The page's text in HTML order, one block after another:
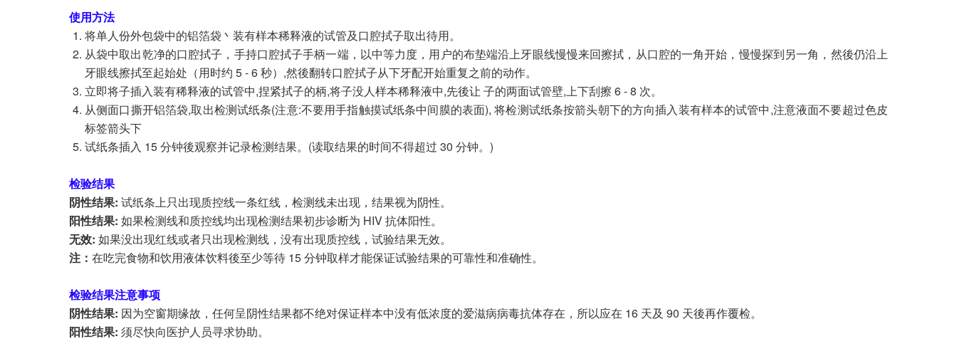
使用方法
将单人份外包袋中的铝箔袋丶装有样本稀释液的试管及口腔拭子取出待用。
从袋中取出乾净的口腔拭子，手持口腔拭子手柄一端，以中等力度，用户的布垫端沿上牙眼线慢慢来回擦拭，从口腔的一角开始，慢慢探到另一角，然後仍沿上
牙眼线擦拭至起始处（用时约 5 - 6 秒）,然後翻转口腔拭子从下牙配开始重复之前的动作。
立即将子插入装有稀释液的试管中,捏紧拭子的柄,将子没人样本稀释液中,先後让 子的两面试管壁,上下刮擦 6 - 8 次。
从侧面口撕开铝箔袋,取出检测试纸条(注意:不要用手指触摸试纸条中间膜的表面), 将检测试纸条按箭头朝下的方向插入装有样本的试管中,注意液面不要超过色皮
标签箭头下
试纸条插入 15 分钟後观察并记录检测结果。(读取结果的时间不得超过 30 分钟。)
检验结果
阴性结果: 试纸条上只出现质控线一条红线，检测线未出现，结果视为阴性。
阳性结果: 如果检测线和质控线均出现检测结果初步诊断为 HIV 抗体阳性。
无效: 如果没出现红线或者只出现检测线，没有出现质控线，试验结果无效。
注： 在吃完食物和饮用液体饮料後至少等待 15 分钟取样才能保证试验结果的可靠性和准确性。
检验结果注意事项
阴性结果: 因为空窗期缘故，任何呈阴性结果都不绝对保证样本中没有低浓度的爱滋病病毒抗体存在，所以应在 16 天及 90 天後再作覆检。
阳性结果: 须尽快向医护人员寻求协助。